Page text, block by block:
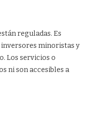
reguladas. Es
inversores minoristas y
Los servicios o
ni son accesibles a